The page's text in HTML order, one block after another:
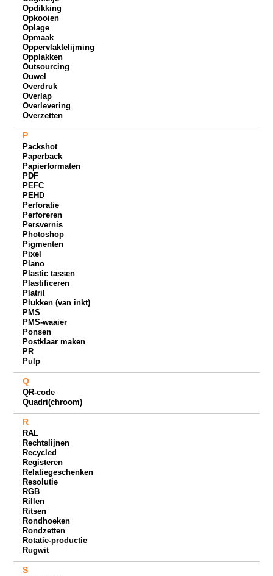
Opdikking
Opkooien
Oplage
Opmaak
Oppervlaktelijming
Opplakken
Outsourcing
Ouwel
Overdruk
Overlap
Overlevering
Overzetten
P
Packshot
Paperback
Papierformaten
PDF
PEFC
PEHD
Perforatie
Perforeren
Persvernis
Photoshop
Pigmenten
Pixel
Plano
Plastic tassen
Plastificeren
Platril
Plukken (van inkt)
PMS
PMS-waaier
Ponsen
Postklaar maken
PR
Pulp
Q
QR-code
Quadri(chroom)
R
RAL
Rechtslijnen
Recycled
Registeren
Relatiegeschenken
Resolutie
RGB
Rillen
Ritsen
Rondhoeken
Rondzetten
Rotatie-productie
Rugwit
S